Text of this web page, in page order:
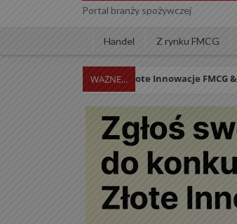
Portal branży spożywczej
Handel Z rynku FMCG
Konkurs Złote Innowacje FMCG &